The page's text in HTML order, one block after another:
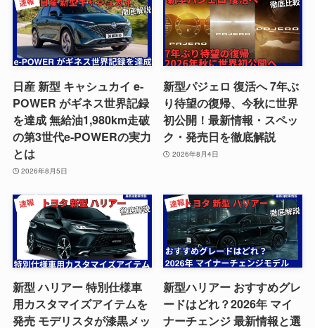
日産 新型 キャシュカイ e-
POWER がギネス世界記録
を達成 無給油1,980km走破
の第3世代e-POWERの実力
とは
2026年8月5日
新型パジェロ 復活へ 7年ぶ
り待望の復帰、今秋に世界
初公開！最新情報・スペッ
ク・発売日を徹底解説
2026年8月4日
新型 ハリアー 特別仕様車
用カスタマイズアイテムを
発売 モデリスタが漆黒メッ
新型ハリアー おすすめグレ
ードはどれ？2026年 マイ
ナーチェンジ 最新情報と選